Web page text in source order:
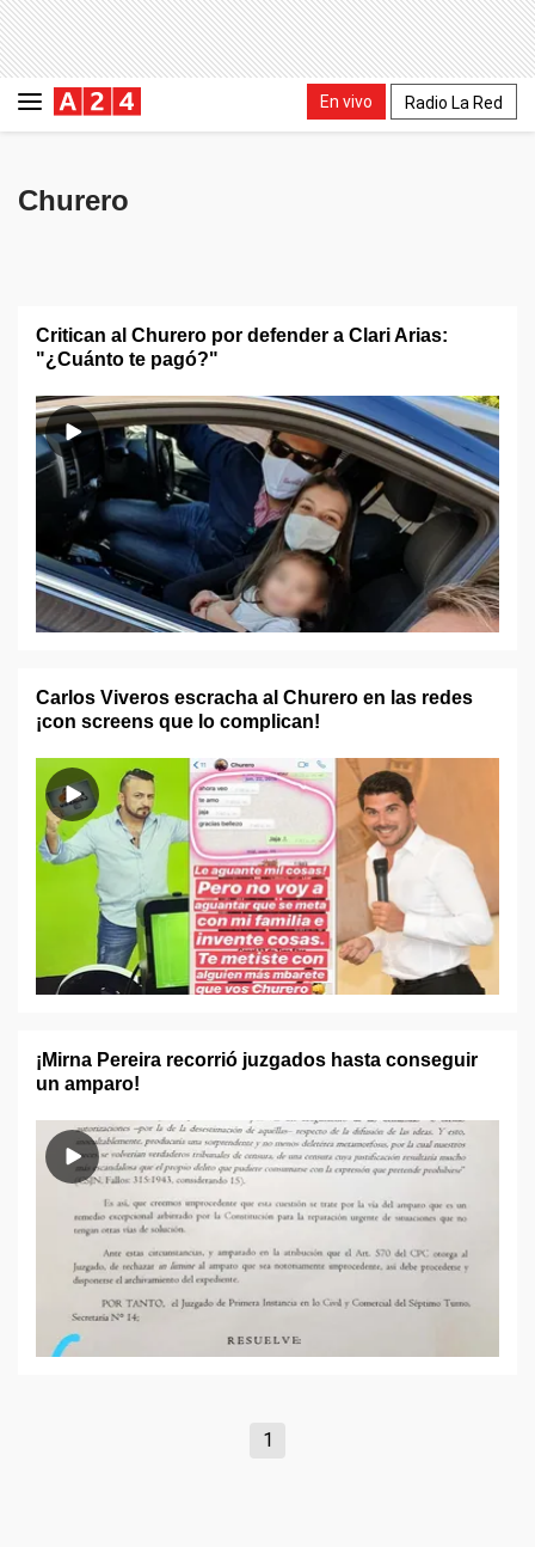
En vivo Radio La Red
Churero
Critican al Churero por defender a Clari Arias:
"¿Cuánto te pagó?"
Carlos Viveros escracha al Churero en las redes
¡con screens que lo complican!
¡Mirna Pereira recorrió juzgados hasta conseguir
un amparo!
1